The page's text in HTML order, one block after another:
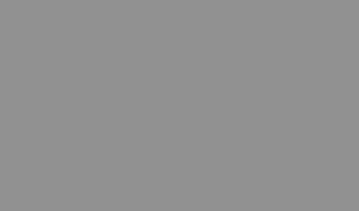
Responsabilité sociale
Le programme social et